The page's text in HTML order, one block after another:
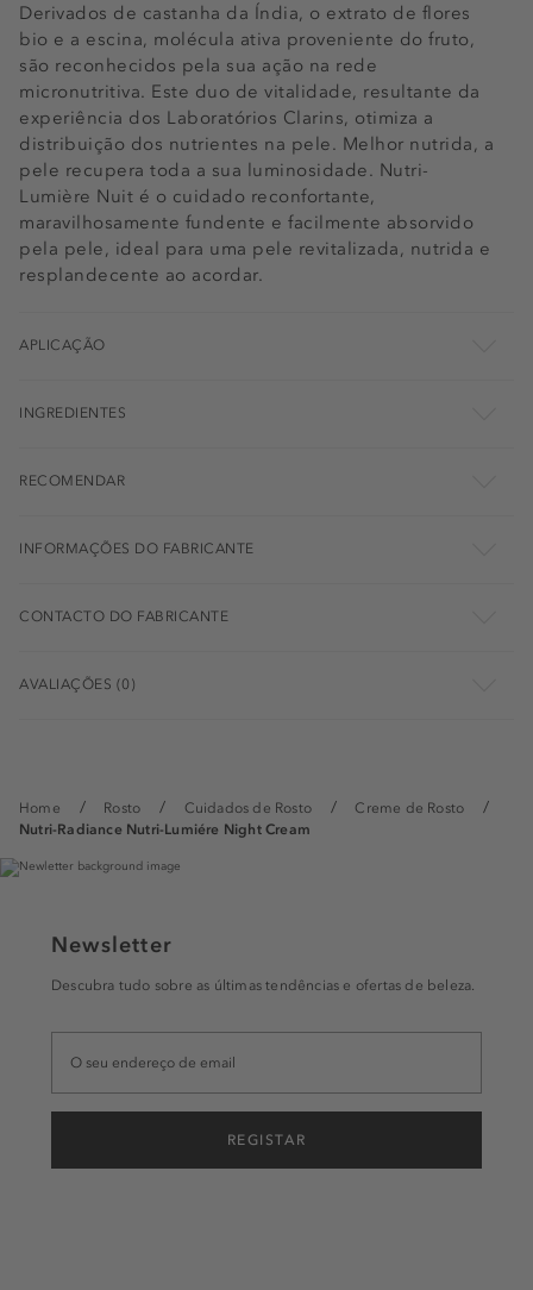
Home Rosto Cuidados de Rosto
Creme de Rosto
Nutri-Radiance Nutri-Lumiére Night Cream
Derivados de castanha da Índia, o extrato de flores
bio e a escina, molécula ativa proveniente do fruto,
são reconhecidos pela sua ação na rede
micronutritiva. Este duo de vitalidade, resultante da
experiência dos Laboratórios Clarins, otimiza a
distribuição dos nutrientes na pele. Melhor nutrida, a
pele recupera toda a sua luminosidade. Nutri-
Lumière Nuit é o cuidado reconfortante,
maravilhosamente fundente e facilmente absorvido
pela pele, ideal para uma pele revitalizada, nutrida e
resplandecente ao acordar.
APLICAÇÃO
INGREDIENTES
RECOMENDAR
INFORMAÇÕES DO FABRICANTE
CONTACTO DO FABRICANTE
AVALIAÇÕES (0)
Newsletter
Descubra tudo sobre as últimas tendências e ofertas de beleza.
REGISTAR